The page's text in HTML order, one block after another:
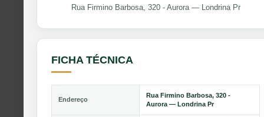
Rua Firmino Barbosa, 320 - Aurora — Londrina Pr
FICHA TÉCNICA
Endereço
Rua Firmino Barbosa, 320 -
Aurora — Londrina Pr